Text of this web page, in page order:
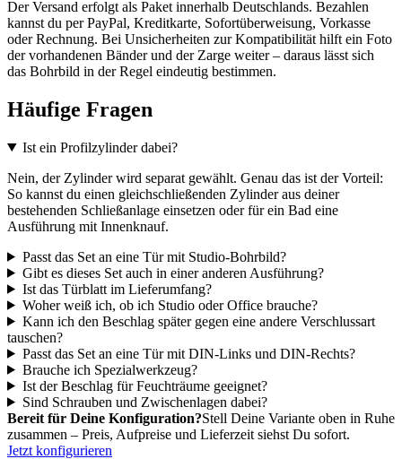
Der Versand erfolgt als Paket innerhalb Deutschlands. Bezahlen
kannst du per PayPal, Kreditkarte, Sofortüberweisung, Vorkasse
oder Rechnung. Bei Unsicherheiten zur Kompatibilität hilft ein Foto
der vorhandenen Bänder und der Zarge weiter – daraus lässt sich
das Bohrbild in der Regel eindeutig bestimmen.
Häufige Fragen
Ist ein Profilzylinder dabei?
Nein, der Zylinder wird separat gewählt. Genau das ist der Vorteil:
So kannst du einen gleichschließenden Zylinder aus deiner
bestehenden Schließanlage einsetzen oder für ein Bad eine
Ausführung mit Innenknauf.
Passt das Set an eine Tür mit Studio-Bohrbild?
Gibt es dieses Set auch in einer anderen Ausführung?
Ist das Türblatt im Lieferumfang?
Woher weiß ich, ob ich Studio oder Office brauche?
Kann ich den Beschlag später gegen eine andere Verschlussart
tauschen?
Passt das Set an eine Tür mit DIN-Links und DIN-Rechts?
Brauche ich Spezialwerkzeug?
Ist der Beschlag für Feuchträume geeignet?
Sind Schrauben und Zwischenlagen dabei?
Bereit für Deine Konfiguration?Stell Deine Variante oben in Ruhe
zusammen – Preis, Aufpreise und Lieferzeit siehst Du sofort.
Jetzt konfigurieren